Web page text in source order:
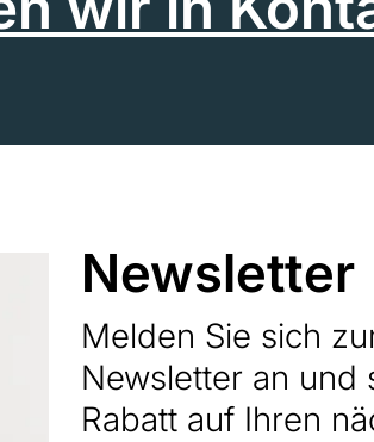
Newsletter
Melden Sie sich
Newsletter an und
Rabatt auf Ihren